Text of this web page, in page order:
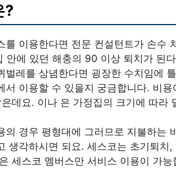
?
를 이용한다면 전문 컨설턴트가 손수
안에 있던 해충의 90 이상 퇴치가 된
벌레를 상념한다면 굉장한 수치임에
서 이용할 수 있을지 궁금합니다. 비
데요. 이나 은 가정집의 크기에 따라
의 경우 평형대에 그러므로 지불하는
생각하시면 되요. 세스코는 초기퇴치
세스코 멤버스만 서비스 이용이 가능